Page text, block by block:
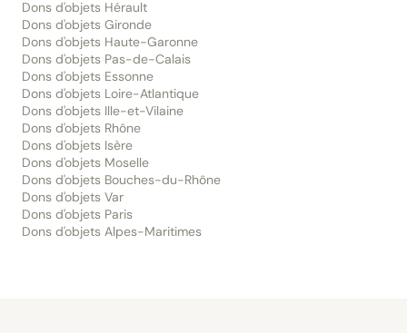
Dons d'objets Hérault
Dons d'objets Gironde
Dons d'objets Haute-Garonne
Dons d'objets Pas-de-Calais
Dons d'objets Essonne
Dons d'objets Loire-Atlantique
Dons d'objets Ille-et-Vilaine
Dons d'objets Rhône
Dons d'objets Isère
Dons d'objets Moselle
Dons d'objets Bouches-du-Rhône
Dons d'objets Var
Dons d'objets Paris
Dons d'objets Alpes-Maritimes